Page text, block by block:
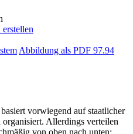
Abbildung als PDF 97.94
vorwiegend auf staatlicher
Allerdings verteilen